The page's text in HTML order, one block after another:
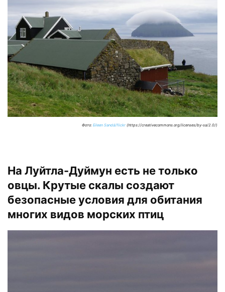
Фото: Eileen Sandá/flickr (https://creativecommons.org/licenses/by-sa/2.0/)
На Луйтла-Дуймун есть не только
овцы. Крутые скалы создают
безопасные условия для обитания
многих видов морских птиц